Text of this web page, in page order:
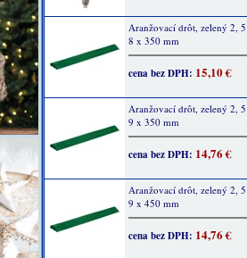
Aranžovací drôt, zelený 2,
8 x 350 mm
cena bez DPH: 15,10 €
Aranžovací drôt, zelený 2,
9 x 350 mm
cena bez DPH: 14,76 €
Aranžovací drôt, zelený 2,
9 x 450 mm
cena bez DPH: 14,76 €